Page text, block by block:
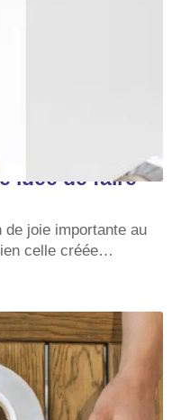
idée de faire
de joie importante au
celle créée…